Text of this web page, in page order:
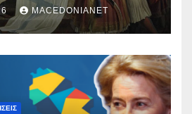
MACEDONIANET